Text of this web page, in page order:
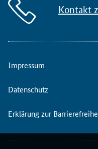
Kontakt
Impressum
Datenschutz
Erklärung zur